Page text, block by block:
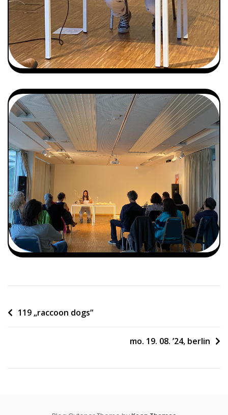
Beitragsnavigation
119 „raccoon dogs“
mo. 19. 08. ’24, berlin